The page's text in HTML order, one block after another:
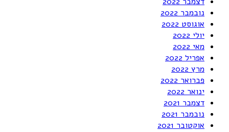
נובמבר 2022
אוגוסט 2022
יולי 2022
מאי 2022
אפריל 2022
מרץ 2022
פברואר 2022
ינואר 2022
דצמבר 2021
נובמבר 2021
אוקטובר 2021